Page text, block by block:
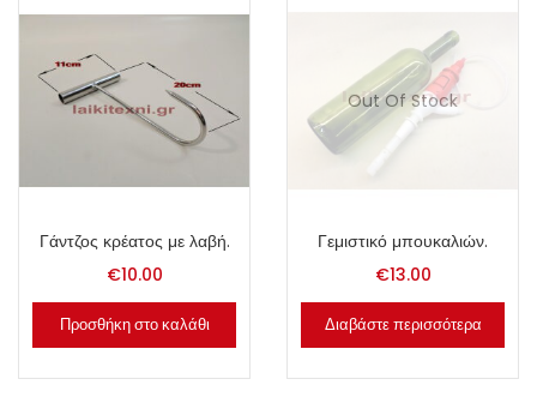
Γάντζος κρέατος με λαβή.
€10.00
Προσθήκη στο καλάθι
Out Of Stock
Γεμιστικό μπουκαλιών.
€13.00
Διαβάστε περισσότερα